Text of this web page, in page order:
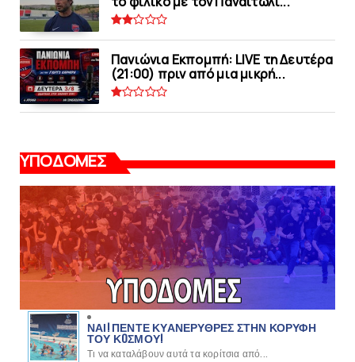
Πανιώνια Εκπομπή: LIVE τη Δευτέρα
(21:00) πριν από μια μικρή...
ΥΠΟΔΟΜΕΣ
ΝΑΙ! ΠΕΝΤΕ ΚΥΑΝΕΡΥΘΡΕΣ ΣΤΗΝ ΚΟΡΥΦΗ
ΤΟΥ ΚOΣΜΟΥ!
Τι να καταλάβουν αυτά τα κορίτσια από...